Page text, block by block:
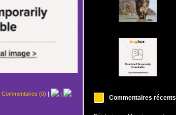
Commentaires récents
Commentaires (0) |
|